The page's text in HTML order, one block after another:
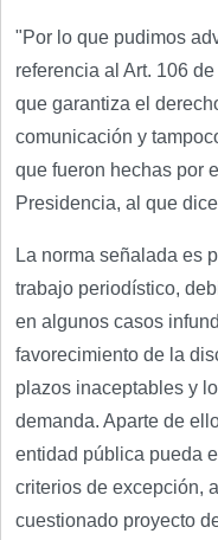
"Por lo que pudimos
referencia al Art. 106
que garantiza el
comunicación y
que fueron hechas por
Presidencia, al que
La norma señalada es
trabajo periodístico,
en algunos casos
favorecimiento de la
plazos inaceptables y
demanda. Aparte de
entidad pública pueda
criterios de excepción,
cuestionado proyecto